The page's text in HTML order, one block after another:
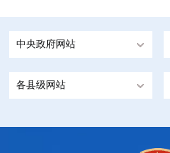
中央政府网站
各县级网站